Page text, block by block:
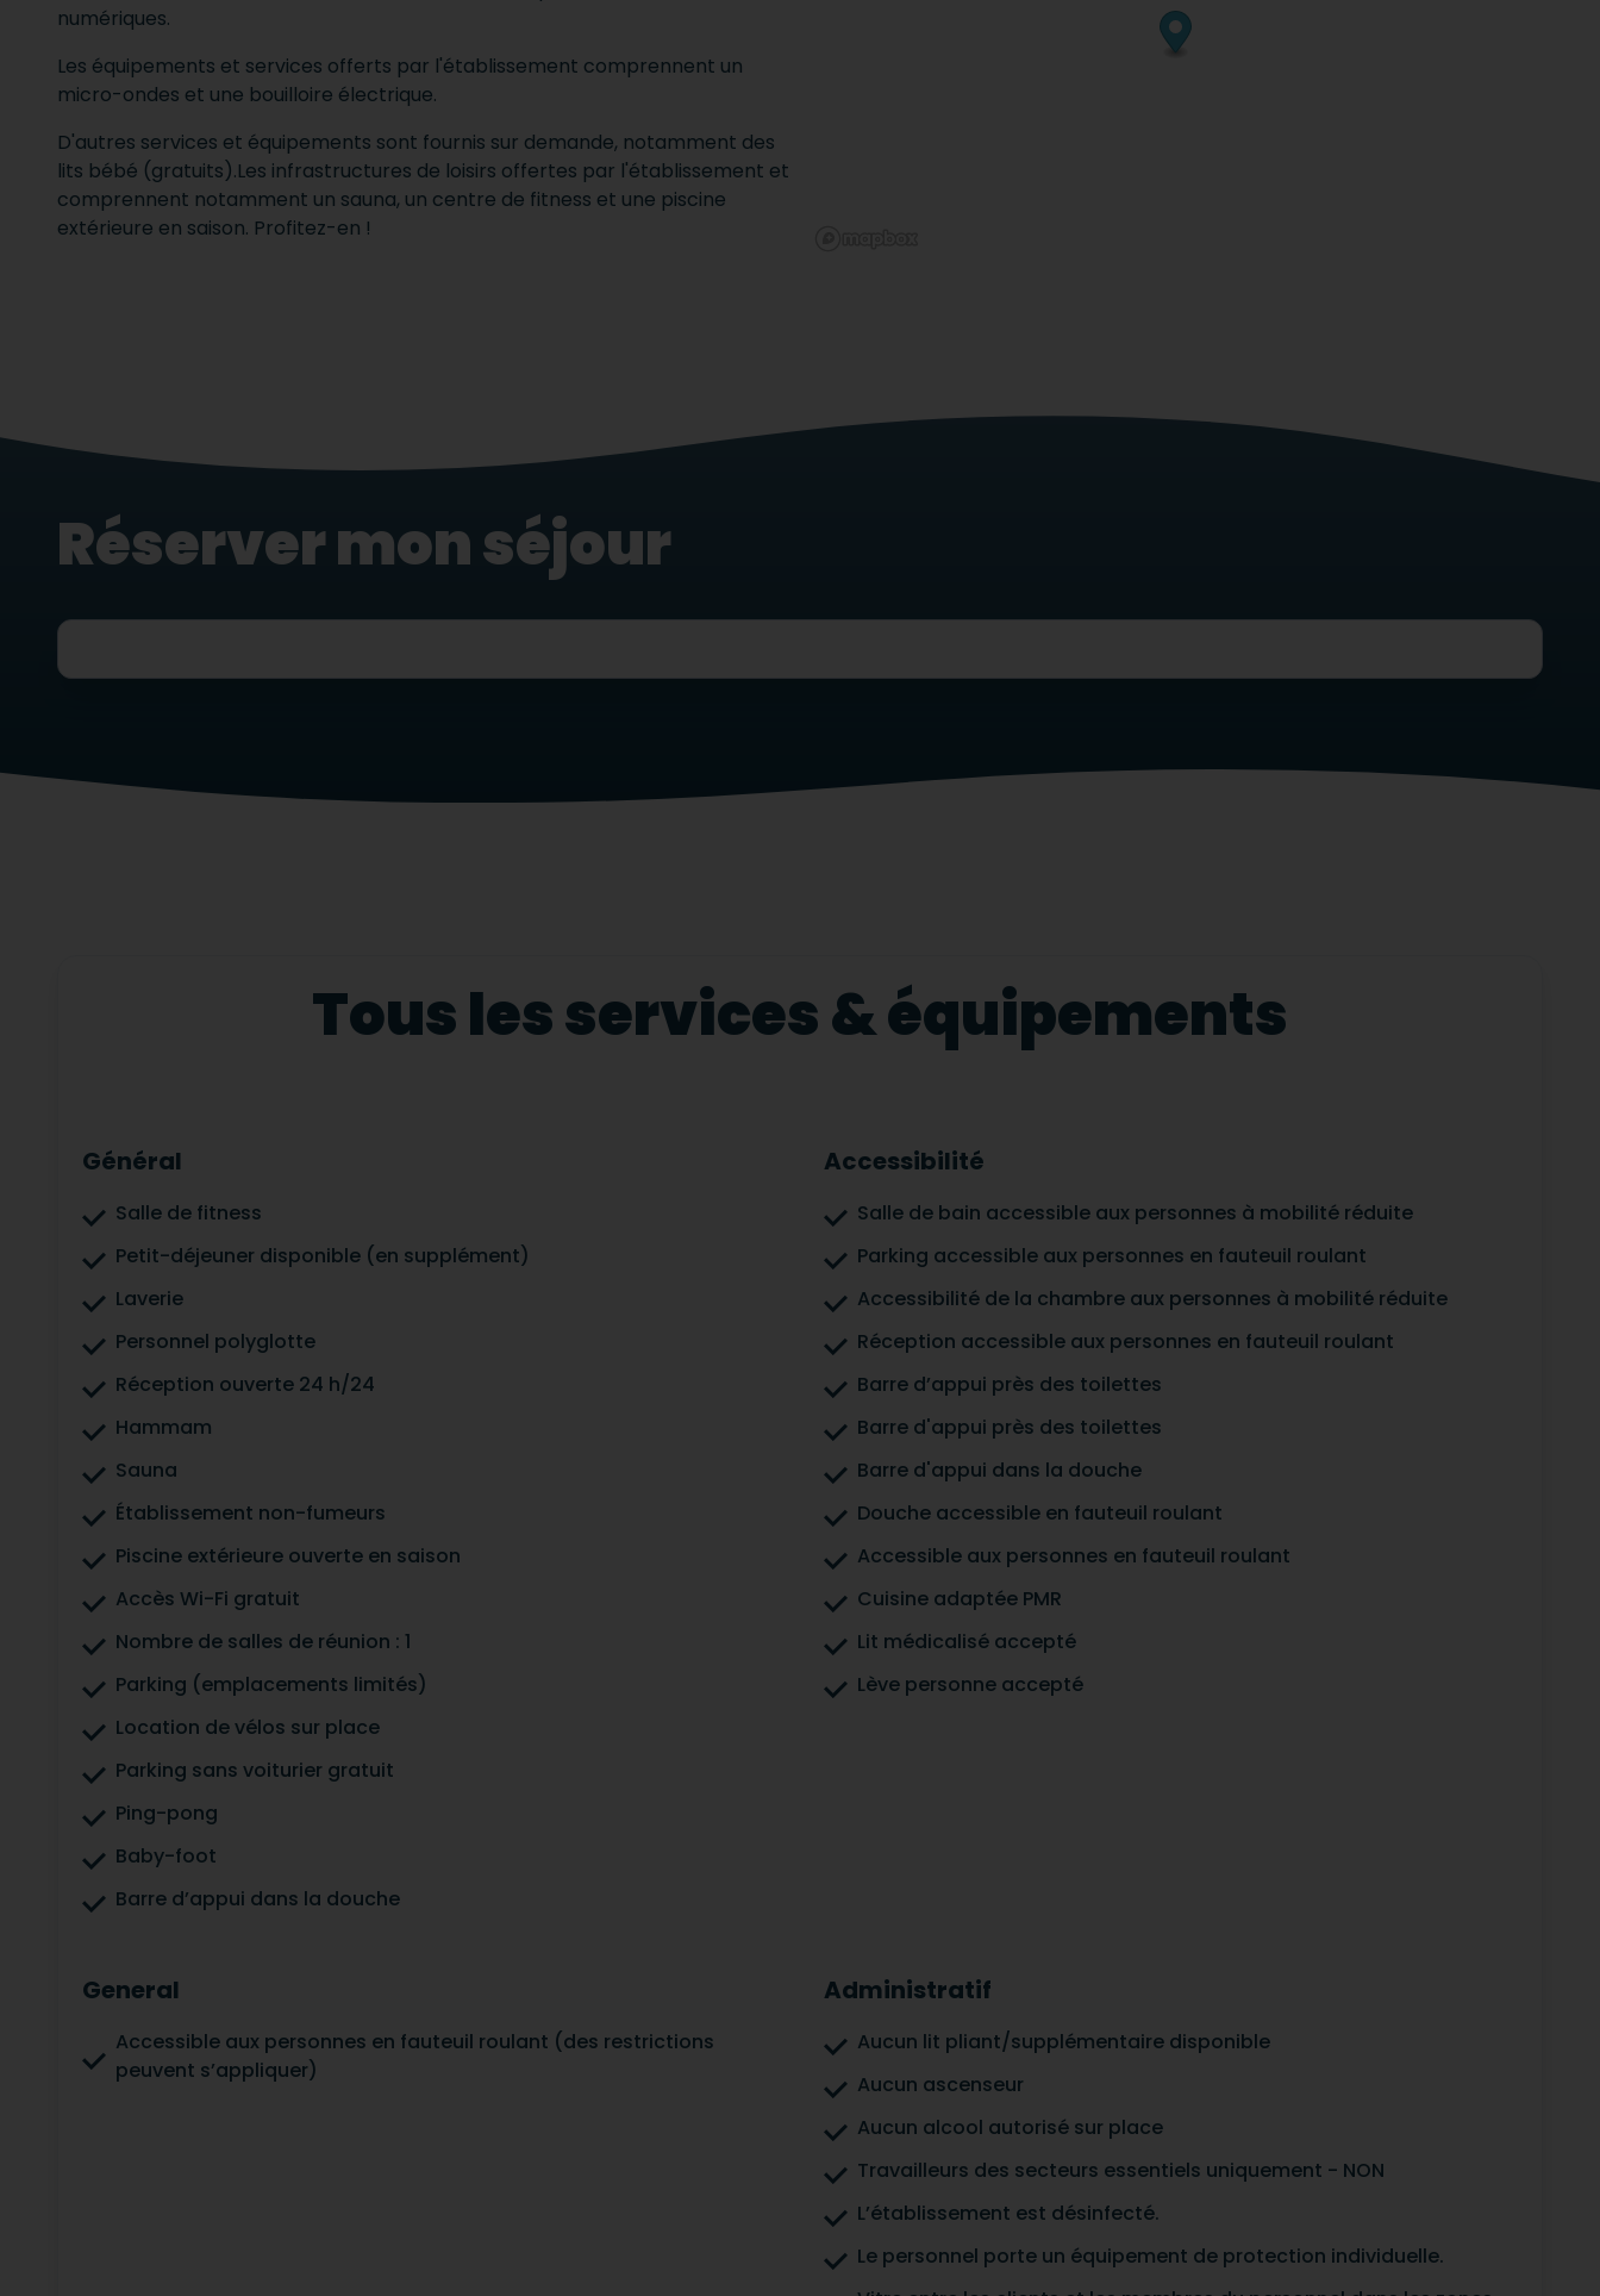
numériques.
Les équipements et services offerts par l'établissement comprennent un
micro-ondes et une bouilloire électrique.
D'autres services et équipements sont fournis sur demande, notamment des
lits bébé (gratuits).Les infrastructures de loisirs offertes par l'établissement et
comprennent notamment un sauna, un centre de fitness et une piscine
extérieure en saison. Profitez-en !
Réserver mon séjour
Tous les services & équipements
Général
Salle de fitness
Petit-déjeuner disponible (en supplément)
Laverie
Personnel polyglotte
Réception ouverte 24 h/24
Hammam
Sauna
Établissement non-fumeurs
Piscine extérieure ouverte en saison
Accès Wi-Fi gratuit
Nombre de salles de réunion : 1
Parking (emplacements limités)
Location de vélos sur place
Parking sans voiturier gratuit
Ping-pong
Baby-foot
Barre d’appui dans la douche
Accessibilité
Salle de bain accessible aux personnes à mobilité réduite
Parking accessible aux personnes en fauteuil roulant
Accessibilité de la chambre aux personnes à mobilité réduite
Réception accessible aux personnes en fauteuil roulant
Barre d’appui près des toilettes
Barre d'appui près des toilettes
Barre d'appui dans la douche
Douche accessible en fauteuil roulant
Accessible aux personnes en fauteuil roulant
Cuisine adaptée PMR
Lit médicalisé accepté
Lève personne accepté
General
Accessible aux personnes en fauteuil roulant (des restrictions
peuvent s’appliquer)
Administratif
Aucun lit pliant/supplémentaire disponible
Aucun ascenseur
Aucun alcool autorisé sur place
Travailleurs des secteurs essentiels uniquement - NON
L’établissement est désinfecté.
Le personnel porte un équipement de protection individuelle.